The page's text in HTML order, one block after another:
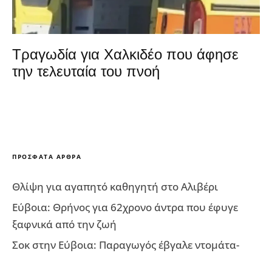
Τραγωδία για Χαλκιδέο που άφησε
την τελευταία του πνοή
ΠΡΌΣΦΑΤΑ ΆΡΘΡΑ
Θλίψη για αγαπητό καθηγητή στο Αλιβέρι
Εύβοια: Θρήνος για 62χρονο άντρα που έφυγε
ξαφνικά από την ζωή
Σοκ στην Εύβοια: Παραγωγός έβγαλε ντομάτα-